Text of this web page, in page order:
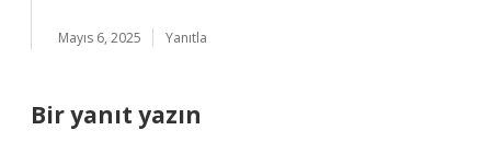
Mayıs 6, 2025 Yanıtla
Bir yanıt yazın